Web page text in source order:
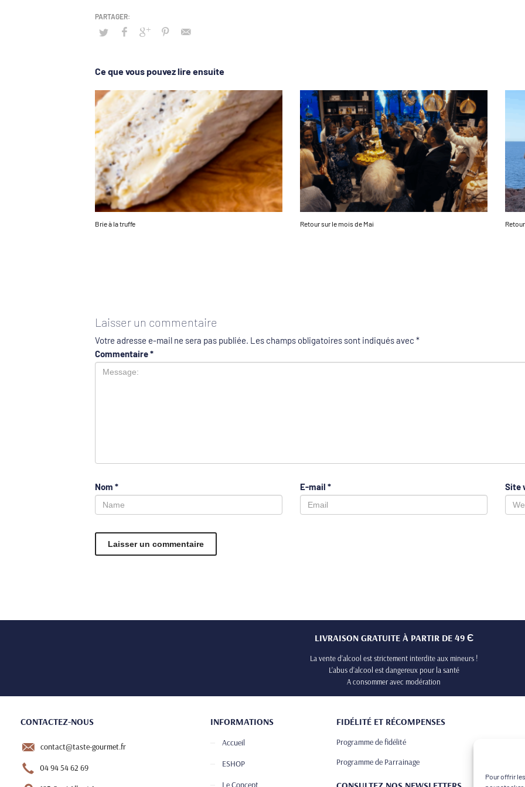
Pour offrir
Ce que vous pouvez lire ensuite
Brie à la truffe Retour sur le mois de Mai
Laisser un commentaire
Votre adresse e-mail ne sera pas publiée. Les champs obligatoires sont indiqués avec *
Commentaire*
Nom * E-mail * Site
LIVRAISON GRATUITE À PARTIR DE 49 Є
La vente d’alcool est strictement interdite aux mineurs !
L’abus d’alcool est dangereux pour la santé
A consommer avec modération
CONTACTEZ-NOUS
contact@taste-gourmet.fr
04 94 54 62 69
INFORMATIONS
Accueil
ESHOP
Le Concept
FIDÉLITÉ ET RÉCOMPENSES
Programme de fidélité
Programme de Parrainage